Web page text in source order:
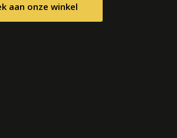
aan onze winkel